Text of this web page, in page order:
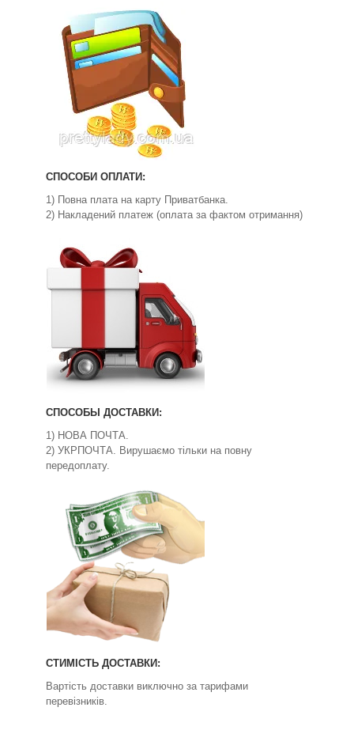
СПОСОБИ ОПЛАТИ:
1) Повна плата на карту Приватбанка.
2) Накладений платеж (оплата за фактом отримання)
СПОСОБЫ ДОСТАВКИ:
1) НОВА ПОЧТА.
2) УКРПОЧТА. Вирушаємо тільки на повну
передоплату.
СТИМІСТЬ ДОСТАВКИ:
Вартість доставки виключно за тарифами
перевізників.